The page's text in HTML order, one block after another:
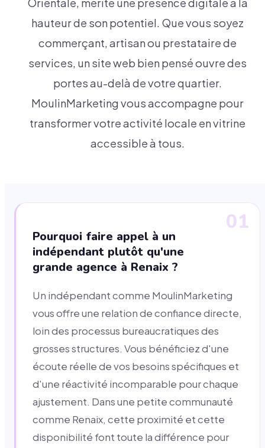
Orientale, mérite une présence digitale à la
hauteur de son potentiel. Que vous soyez
commerçant, artisan ou prestataire de
services, un site web bien pensé ouvre des
portes au-delà de votre quartier.
MoulinMarketing vous accompagne pour
transformer votre activité locale en vitrine
accessible à tous.
01
Pourquoi faire appel à un
indépendant plutôt qu'une
grande agence à Renaix ?
Un indépendant comme MoulinMarketing
vous offre une relation de confiance directe,
loin des processus bureaucratiques des
grosses structures. Vous bénéficiez d'une
écoute réelle de vos besoins spécifiques et
d'une réactivité incomparable pour chaque
ajustement. Dans une petite communauté
comme Renaix, cette proximité et cette
disponibilité font toute la différence pour